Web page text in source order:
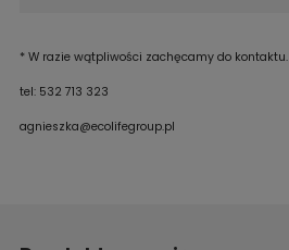
* W razie wątpliwości zachęcamy do kontaktu.
tel: 532 713 323
agnieszka@ecolifegroup.pl